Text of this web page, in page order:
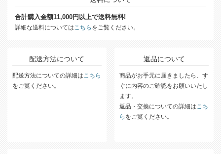
合計購入金額11,000円以上で送料無料!
詳細な送料についてはこちら をご覧ください。
配送方法について
配送方法についての詳細はこちら
をご覧ください。
返品について
商品がお手元に届きましたら、す
ぐに内容のご確認をお願いいたし
ます。
返品・交換についての詳細はこち
ら をご覧ください。